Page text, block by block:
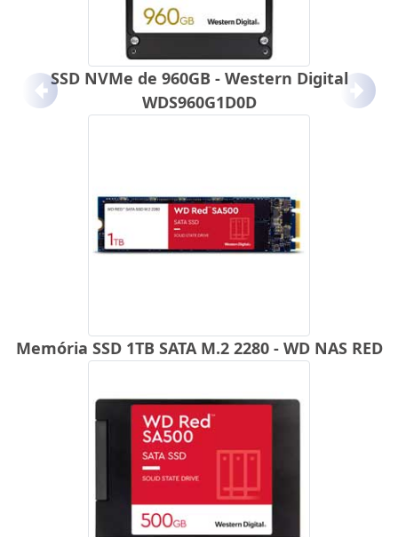
SSD NVMe de 960GB - Western Digital
WDS960G1D0D
Memória SSD 1TB SATA M.2 2280 - WD NAS RED
Anterior